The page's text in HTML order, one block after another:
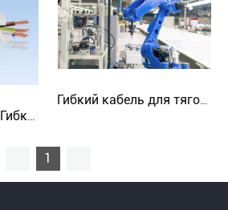
SERVO-1500-TRVV Гибкий сервокабель | Срок службы 15 м циклов | Кабель Cloudtop
1